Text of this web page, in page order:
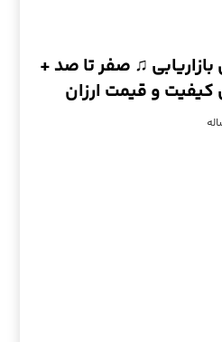
♫ صفر تا صد +
و قیمت ارزان